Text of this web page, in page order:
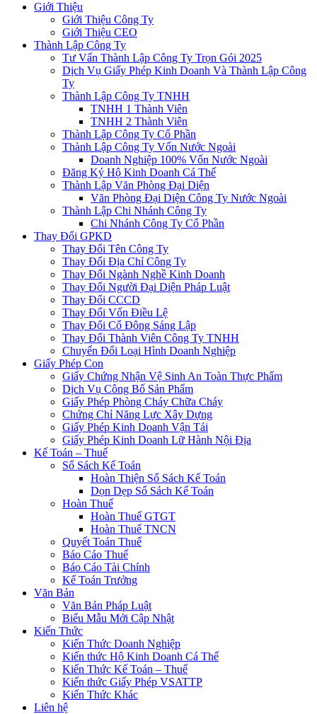
Giới Thiệu
Giới Thiệu Công Ty
Giới Thiệu CEO
Thành Lập Công Ty
Tư Vấn Thành Lập Công Ty Trọn Gói 2025
Dịch Vụ Giấy Phép Kinh Doanh Và Thành Lập Công
Ty
Thành Lập Công Ty TNHH
TNHH 1 Thành Viên
TNHH 2 Thành Viên
Thành Lập Công Ty Cổ Phần
Thành Lập Công Ty Vốn Nước Ngoài
Doanh Nghiệp 100% Vốn Nước Ngoài
Đăng Ký Hộ Kinh Doanh Cá Thể
Thành Lập Văn Phòng Đại Diện
Văn Phòng Đại Diện Công Ty Nước Ngoài
Thành Lập Chi Nhánh Công Ty
Chi Nhánh Công Ty Cổ Phần
Thay Đổi GPKD
Thay Đổi Tên Công Ty
Thay Đổi Địa Chỉ Công Ty
Thay Đổi Ngành Nghề Kinh Doanh
Thay Đổi Người Đại Diện Pháp Luật
Thay Đổi CCCD
Thay Đổi Vốn Điều Lệ
Thay Đổi Cổ Đông Sáng Lập
Thay Đổi Thành Viên Công Ty TNHH
Chuyển Đổi Loại Hình Doanh Nghiệp
Giấy Phép Con
Giấy Chứng Nhận Vệ Sinh An Toàn Thực Phẩm
Dịch Vụ Công Bố Sản Phẩm
Giấy Phép Phòng Cháy Chữa Cháy
Chứng Chỉ Năng Lực Xây Dựng
Giấy Phép Kinh Doanh Vận Tải
Giấy Phép Kinh Doanh Lữ Hành Nội Địa
Kế Toán – Thuế
Sổ Sách Kế Toán
Hoàn Thiện Sổ Sách Kế Toán
Dọn Dẹp Sổ Sách Kế Toán
Hoàn Thuế
Hoàn Thuế GTGT
Hoàn Thuế TNCN
Quyết Toán Thuế
Báo Cáo Thuế
Báo Cáo Tài Chính
Kế Toán Trưởng
Văn Bản
Văn Bản Pháp Luật
Biểu Mẫu Mới Cập Nhật
Kiến Thức
Kiến Thức Doanh Nghiệp
Kiến thức Hộ Kinh Doanh Cá Thể
Kiến Thức Kế Toán – Thuế
Kiến thức Giấy Phép VSATTP
Kiến Thức Khác
Liên hệ